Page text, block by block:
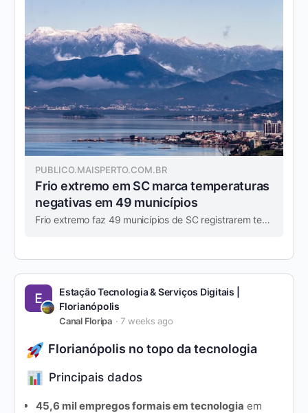
PUBLICO.MAISPERTO.COM.BR
Frio extremo em SC marca temperaturas
negativas em 49 municípios
Frio extremo faz 49 municípios de SC registrarem temperaturas negativas; Bom Jardim da Serra chega a -9°C. Imagem: Nevasca na Grande Florianópolis em 2013. ...
Estação Tecnologia & Serviços Digitais |
Florianópolis
Canal Floripa 7 weeks ago
Florianópolis no topo da tecnologia
Principais dados
45,6 mil empregos formais em tecnologia em